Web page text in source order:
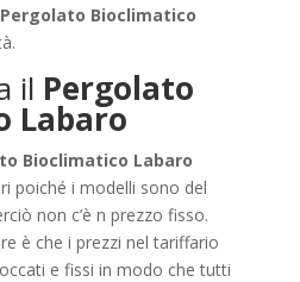
Pergolato Bioclimatico
il Pergolato
Labaro
Bioclimatico Labaro
poiché i modelli sono del
non c’è n prezzo fisso.
è che i prezzi nel tariffario
e fissi in modo che tutti